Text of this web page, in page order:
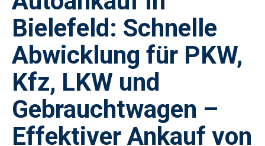
Bielefeld: Schnelle
Abwicklung für PKW,
Kfz, LKW und
Gebrauchtwagen –
Effektiver Ankauf von